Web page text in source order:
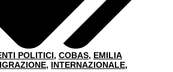
POLITICI, COBAS, EMILIA
, INTERNAZIONALE,